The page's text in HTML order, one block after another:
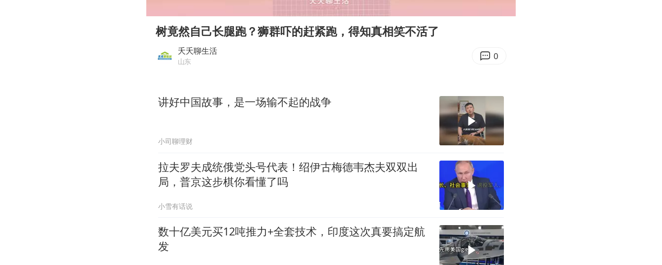
牛津大学一纸声明甩不了锅
西湖突现狂风暴雨 游客瞬间被浇透
包文婧：二胎很难一碗水端平
树竟然自己长腿跑？狮群吓的赶紧跑，得知真相笑不活了
夭夭聊生活
山东 0
讲好中国故事，是一场输不起的战争
小司聊理财
拉夫罗夫成统俄党头号代表！绍伊古梅德韦杰夫双双出
局，普京这步棋你看懂了吗
小雪有话说
数十亿美元买12吨推力+全套技术，印度这次真要搞定航
发